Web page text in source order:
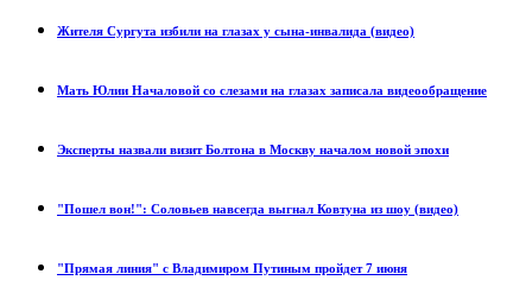
Жителя Сургута избили на глазах у сына-инвалида (видео)
Мать Юлии Началовой со слезами на глазах записала видеообращение
Эксперты назвали визит Болтона в Москву началом новой эпохи
"Пошел вон!": Соловьев навсегда выгнал Ковтуна из шоу (видео)
"Прямая линия" с Владимиром Путиным пройдет 7 июня